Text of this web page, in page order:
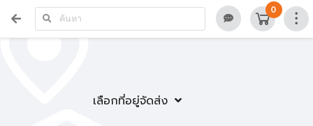
เลือกที่อยู่จัดส่ง
0